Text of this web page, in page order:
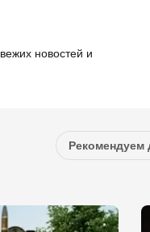
новостей и
Рекомендуем